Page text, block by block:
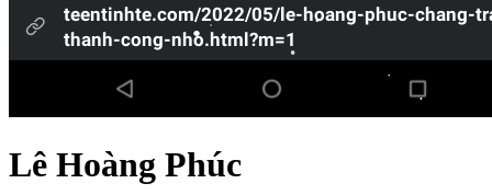
Lê Hoàng Phúc
•
• •